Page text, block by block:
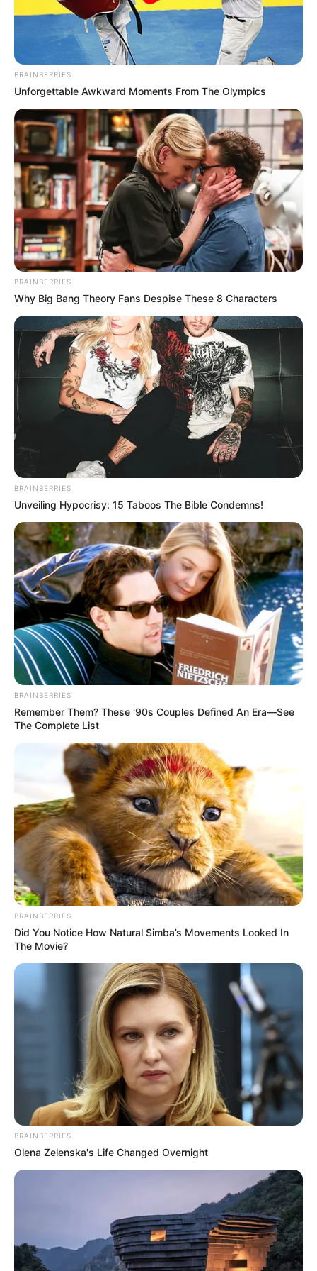
appartientdiffusés du lundi 11 au vendredi 15
mai 2026. Alors, si vous voulez garder la
surprise, ne lisez pas ce qui suit !
La semaine prochaine dans Demain nous
appartient…
Diego sous le charme
BRAINBERRIES
Unforgettable Awkward Moments From The Olympics
BRAINBERRIES
Why Big Bang Theory Fans Despise These 8 Characters
BRAINBERRIES
Unveiling Hypocrisy: 15 Taboos The Bible Condemns!
BRAINBERRIES
Remember Them? These '90s Couples Defined An Era—See
The Complete List
BRAINBERRIES
Did You Notice How Natural Simba’s Movements Looked In
The Movie?
BRAINBERRIES
Olena Zelenska's Life Changed Overnight